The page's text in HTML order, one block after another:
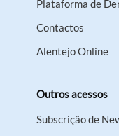
Plataforma de
Contactos
Alentejo Online
Outros acessos
Subscrição de